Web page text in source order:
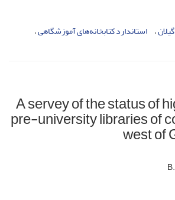
استاندارد کتابخانه‌های آموزشگاهی
A servey of the status of
pre-university libraries of
west of